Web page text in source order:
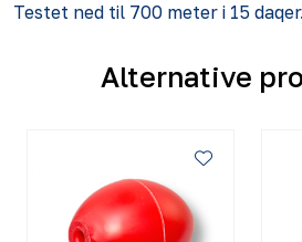
Testet ned til 700 meter i 15 daqer.
Alternative